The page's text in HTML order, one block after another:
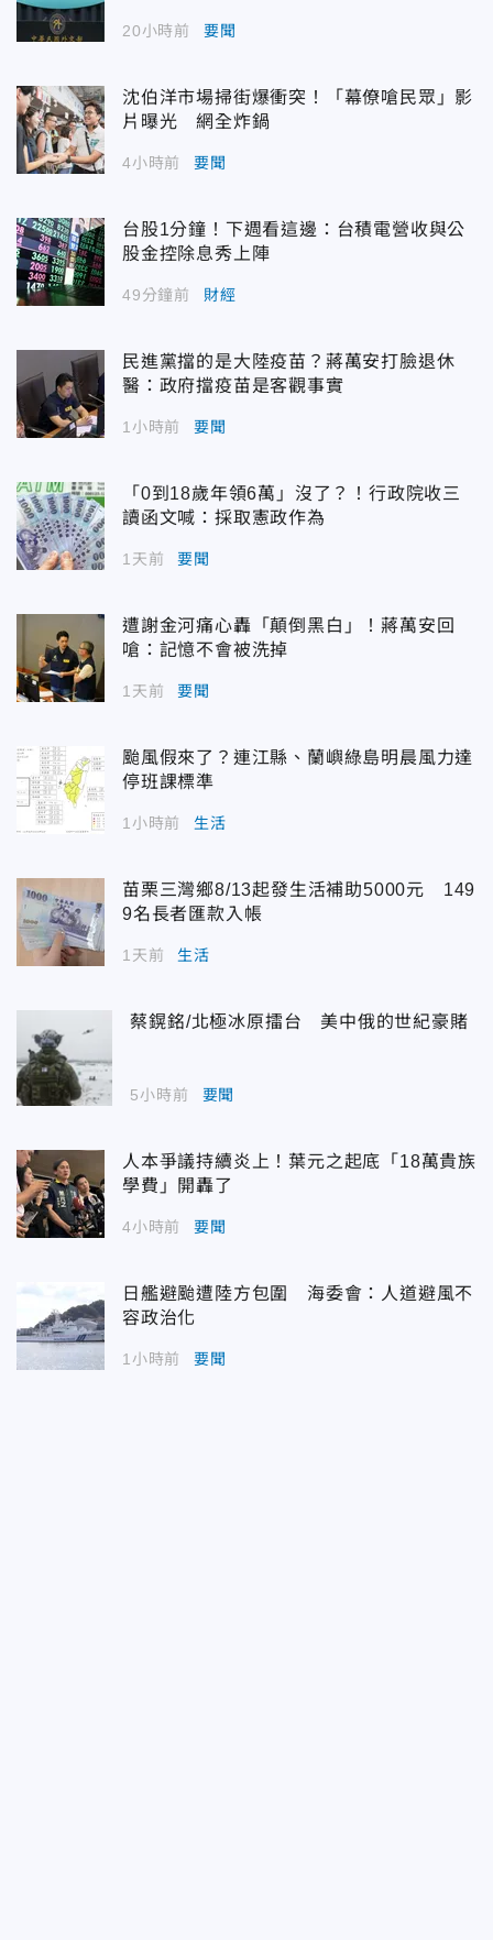
20小時前 要聞
沈伯洋市場掃街爆衝突！「幕僚嗆民眾」影
片曝光 網全炸鍋
4小時前 要聞
台股1分鐘！下週看這邊：台積電營收與公
股金控除息秀上陣
49分鐘前 財經
民進黨擋的是大陸疫苗？蔣萬安打臉退休
醫：政府擋疫苗是客觀事實
1小時前 要聞
「0到18歲年領6萬」沒了？！行政院收三
讀函文喊：採取憲政作為
1天前 要聞
遭謝金河痛心轟「顛倒黑白」！蔣萬安回
嗆：記憶不會被洗掉
1天前 要聞
颱風假來了？連江縣、蘭嶼綠島明晨風力達
停班課標準
1小時前 生活
苗栗三灣鄉8/13起發生活補助5000元 149
9名長者匯款入帳
1天前 生活
蔡鎤銘/北極冰原擂台 美中俄的世紀豪賭
5小時前 要聞
人本爭議持續炎上！葉元之起底「18萬貴族
學費」開轟了
4小時前 要聞
日艦避颱遭陸方包圍 海委會：人道避風不
容政治化
1小時前 要聞